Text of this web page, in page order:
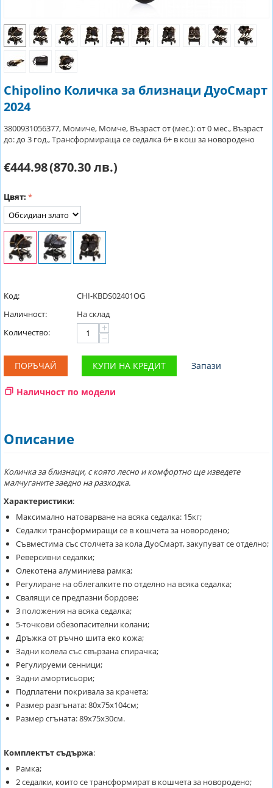
Chipolino Количка за близнаци ДуоСмарт
2024
3800931056377, Момиче, Момче, Възраст от (мес.): от 0 мес., Възраст
до: до 3 год., Трансформираща се седалка 6+ в кош за новородено
€444.98(870.30 лв.)
Цвят:
Код:
CHI-KBDS02401OG
Наличност:
На склад
Количество:
+
−
ПОРЪЧАЙ КУПИ НА КРЕДИТ Запази
Наличност по модели
Описание
Количка за близнаци, с която лесно и комфортно ще изведете
малчуганите заедно на разходка.
Характеристики:
Максимално натоварване на всяка седалка: 15кг;
Седалки трансформиращи се в кошчета за новородено;
Съвместима със столчета за кола ДуоСмарт, закупуват се отделно;
Реверсивни седалки;
Олекотена алуминиева рамка;
Регулиране на облегалките по отделно на всяка седалка;
Свалящи се предпазни бордове;
3 положения на всяка седалка;
5-точкови обезопасителни колани;
Дръжка от ръчно шита еко кожа;
Задни колела със свързана спирачка;
Регулируеми сенници;
Задни амортисьори;
Подплатени покривала за крачета;
Размер разгъната: 80х75х104см;
Размер сгъната: 89х75х30см.
Комплектът съдържа:
Рамка;
2 седалки, които се трансформират в кошчета за новородено;